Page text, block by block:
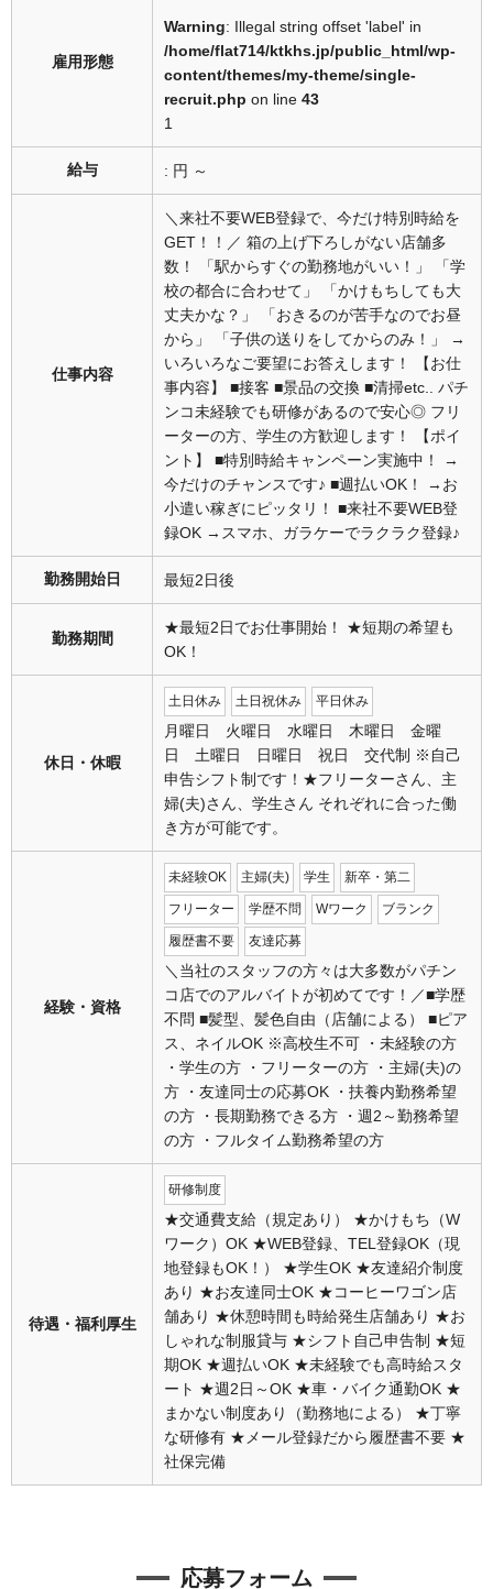
雇用形態
Warning: Illegal string offset 'label' in
/home/flat714/ktkhs.jp/public_html/wp-
content/themes/my-theme/single-
recruit.php on line 43
1
給与 : 円 ～
仕事内容
＼来社不要WEB登録で、今だけ特別時給を
GET！！／ 箱の上げ下ろしがない店舗多
数！ 「駅からすぐの勤務地がいい！」 「学
校の都合に合わせて」 「かけもちしても大
丈夫かな？」 「おきるのが苦手なのでお昼
から」 「子供の送りをしてからのみ！」 →
いろいろなご要望にお答えします！ 【お仕
事内容】 ■接客 ■景品の交換 ■清掃etc.. パチ
ンコ未経験でも研修があるので安心◎ フリ
ーターの方、学生の方歓迎します！ 【ポイ
ント】 ■特別時給キャンペーン実施中！ →
今だけのチャンスです♪ ■週払いOK！ →お
小遣い稼ぎにピッタリ！ ■来社不要WEB登
録OK →スマホ、ガラケーでラクラク登録♪
勤務開始日 最短2日後
勤務期間
★最短2日でお仕事開始！ ★短期の希望も
OK！
休日・休暇
土日休み 土日祝休み 平日休み
月曜日 火曜日 水曜日 木曜日 金曜
日 土曜日 日曜日 祝日 交代制 ※自己
申告シフト制です！★フリーターさん、主
婦(夫)さん、学生さん それぞれに合った働
き方が可能です。
経験・資格
未経験OK 主婦(夫) 学生 新卒・第二
フリーター 学歴不問 Wワーク ブランク
履歴書不要 友達応募
＼当社のスタッフの方々は大多数がパチン
コ店でのアルバイトが初めてです！／■学歴
不問 ■髪型、髪色自由（店舗による） ■ピア
ス、ネイルOK ※高校生不可 ・未経験の方
・学生の方 ・フリーターの方 ・主婦(夫)の
方 ・友達同士の応募OK ・扶養内勤務希望
の方 ・長期勤務できる方 ・週2～勤務希望
の方 ・フルタイム勤務希望の方
待遇・福利厚生
研修制度
★交通費支給（規定あり） ★かけもち（W
ワーク）OK ★WEB登録、TEL登録OK（現
地登録もOK！） ★学生OK ★友達紹介制度
あり ★お友達同士OK ★コーヒーワゴン店
舗あり ★休憩時間も時給発生店舗あり ★お
しゃれな制服貸与 ★シフト自己申告制 ★短
期OK ★週払いOK ★未経験でも高時給スタ
ート ★週2日～OK ★車・バイク通勤OK ★
まかない制度あり（勤務地による） ★丁寧
な研修有 ★メール登録だから履歴書不要 ★
社保完備
応募フォーム